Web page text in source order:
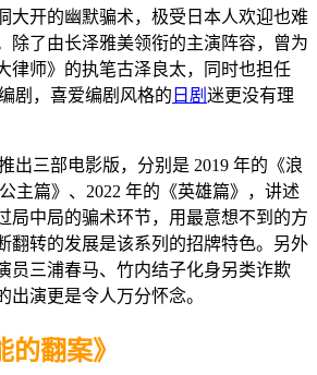
大开的幽默骗术，极受日本人欢迎也难
除了由长泽雅美领衔的主演阵容，曾为
律师》的执笔古泽良太，同时也担任
剧，喜爱编剧风格的 日剧 迷更没有理
出三部电影版，分别是 2019 年的《浪
主篇》、2022 年的《英雄篇》，讲述
局中局的骗术环节，用最意想不到的方
翻转的发展是该系列的招牌特色。另外
员三浦春马、竹内结子化身另类诈欺
出演更是令人万分怀念。
的翻案》